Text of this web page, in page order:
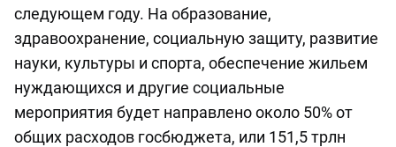
следующем году. На образование,
здравоохранение, социальную защиту, развитие
науки, культуры и спорта, обеспечение жильем
нуждающихся и другие социальные
мероприятия будет направлено около 50% от
общих расходов госбюджета, или 151,5 трлн